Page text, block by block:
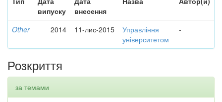
випуску
внесення
Other 2014 11-лис-2015
Управління
університетом
-
Розкриття
за темами